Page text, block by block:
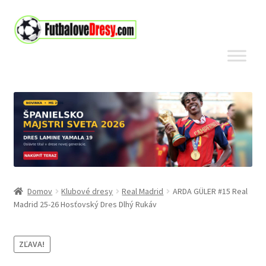
Preskočiť
na
Preskočiť
na
Domov Klubové dresy Real Madrid
ARDA GÜLER #15 Real
Madrid 25-26 Hosťovský Dres Dlhý Rukáv
ZĽAVA!